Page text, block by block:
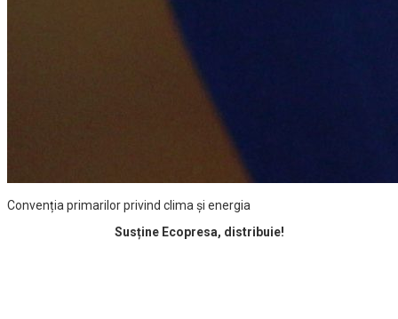
Convenția primarilor privind clima şi energia
Susține Ecopresa, distribuie!